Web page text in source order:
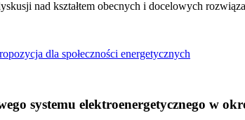
nad kształtem obecnych i docelowych
dla społeczności energetycznych
systemu elektroenergetycznego w